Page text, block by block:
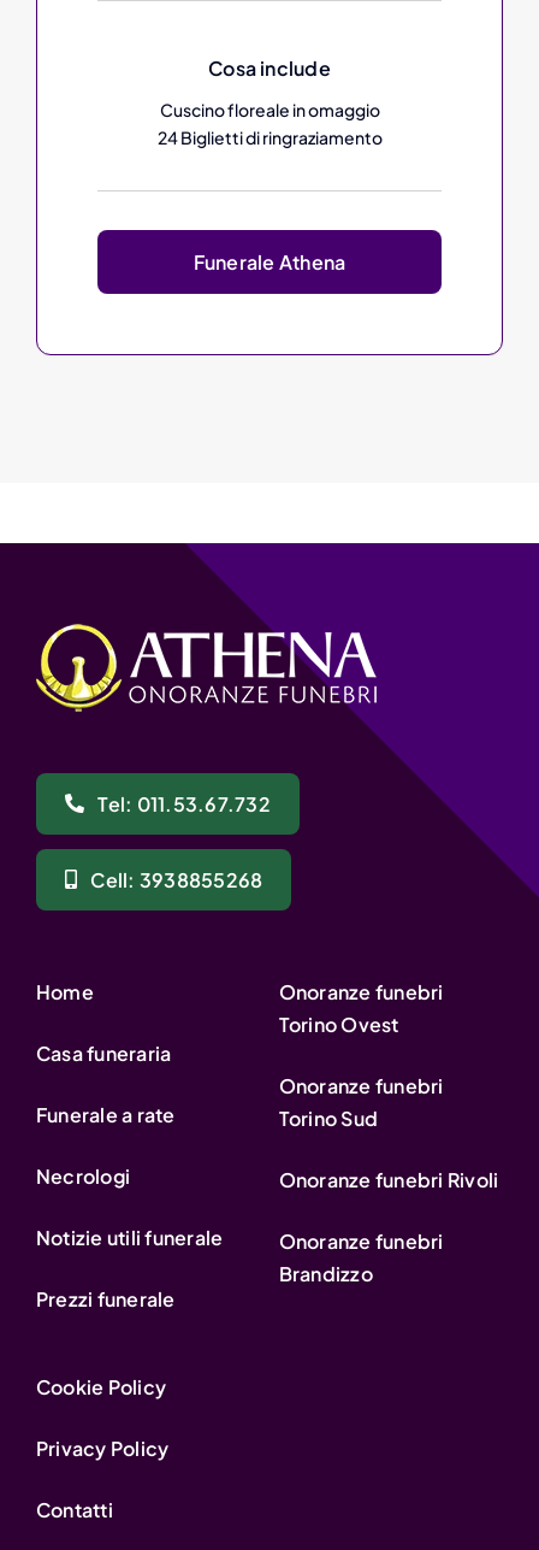
Cosa include
Cuscino floreale in omaggio
24 Biglietti di ringraziamento
Funerale Athena
Tel: 011.53.67.732
Cell: 3938855268
Home
Casa funeraria
Funerale a rate
Necrologi
Notizie utili funerale
Prezzi funerale
Onoranze funebri
Torino Ovest
Onoranze funebri
Torino Sud
Onoranze funebri Rivoli
Onoranze funebri
Brandizzo
Cookie Policy
Privacy Policy
Contatti